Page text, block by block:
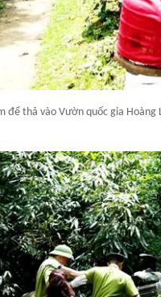
để thả vào Vườn quốc gia Hoàng